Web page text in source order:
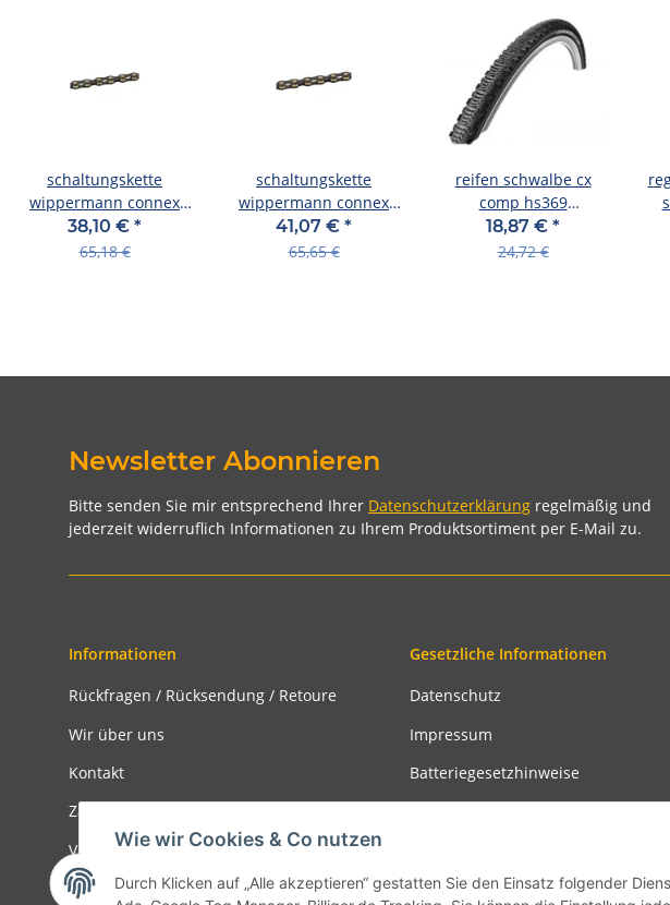
schaltungskette
wippermann connex
9sb 1/2"x11/128",114
gl.,9-f.,schwarz/gold
38,10 € *
65,18 €
schaltungskette
wippermann connex
10sb 1/2" x 11/128", 114
glieder, 5,9mm,10-f.
41,07 € *
65,65 €
reifen schwalbe cx
comp hs369
28x1.35"700x35c 35-622
sw-ls refl.kg sbc
18,87 € *
24,72 €
Newsletter Abonnieren
Bitte senden Sie mir entsprechend Ihrer Datenschutzerklärung regelmäßig und
jederzeit widerruflich Informationen zu Ihrem Produktsortiment per E-Mail zu.
Informationen
Rückfragen / Rücksendung / Retoure
Wir über uns
Kontakt
Zahlungsmöglichkeiten
Versandinformationen
Gesetzliche Informationen
Datenschutz
Impressum
Batteriegesetzhinweise
Wie wir Cookies & Co nutzen
Durch Klicken auf „Alle akzeptieren“ gestatten Sie den Einsatz folgender